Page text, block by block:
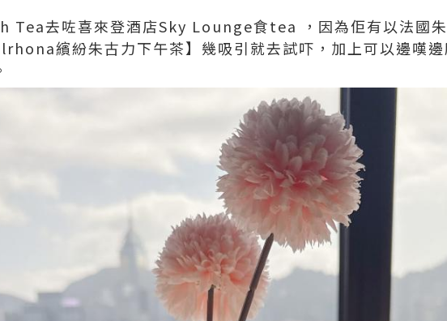
Tea去咗喜來登酒店Sky Lounge食tea ，因為佢有以法國
繽紛朱古力下午茶】幾吸引就去試吓，加上可以邊嘆